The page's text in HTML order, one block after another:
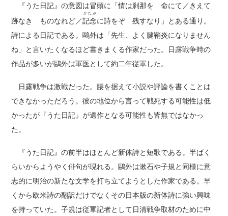
『うた日記』の意図は冒頭に「情は刹那を 命にて／きえて
跡なき ものなれど／記念
かたみ
に詩をぞ 残すなり」とある通り。
詩による日記である。鷗外は「先生、よく腱鞘炎になりません
ね」と言いたくなるほど書きまくる作家だった。日露戦争時の
作品が多いが鷗外は軍医として約二年従軍した。
日露戦争は激戦だった。腰を据えて小説や評論を書くことは
できなかっただろう。彼の地位から言って戦死する可能性は低
かったが『うた日記』が遺作となる可能性も皆無ではなかっ
た。
『うた日記』の前半はほとんど新体詩と短歌である。半ばく
らいからようやく俳句が現れる。鷗外は漱石や子規と同様に意
志的に明治の新たな文学を打ち立てようとした作家である。早
くから欧米詩の翻訳だけでなくその日本版の新体詩に強い興味
を持っていた。子規は従軍記者として日清戦争取材のために中